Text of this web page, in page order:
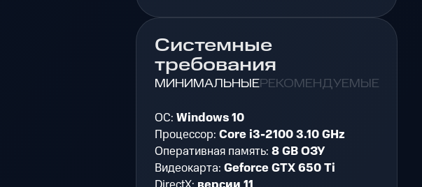
Системные
требования
МИНИМАЛЬНЫЕРЕКОМЕНДУЕМЫЕ
ОС: Windows 10
Процессор: Core i3-2100 3.10 GHz
Оперативная память: 8 GB ОЗУ
Видеокарта: Geforce GTX 650 Ti